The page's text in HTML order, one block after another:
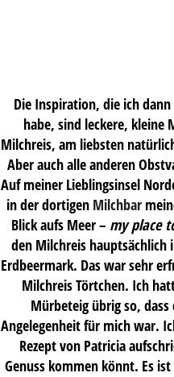
Die Inspiration, die ich
habe, sind leckere, kleine
Milchreis, am liebsten
Aber auch alle anderen
Auf meiner Lieblingsinsel
in der dortigen Milchbar
Blick aufs Meer – my place
den Milchreis
Erdbeermark. Das war sehr
Milchreis Törtchen. Ich
Mürbeteig übrig so, dass
Angelegenheit für mich war.
Rezept von Patricia
Genuss kommen könnt. Es